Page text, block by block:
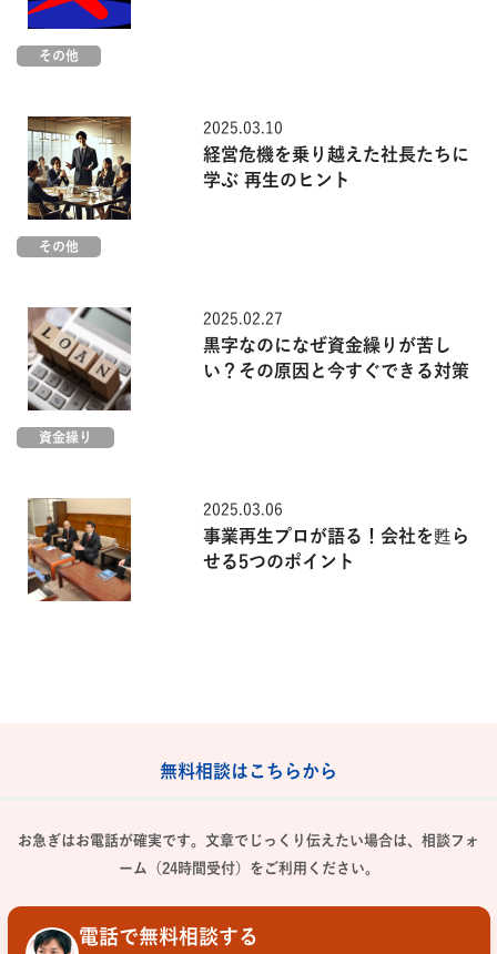
その他
2025.03.10
経営危機を乗り越えた社長たちに
学ぶ 再生のヒント
その他
2025.02.27
黒字なのになぜ資金繰りが苦し
い？その原因と今すぐできる対策
資金繰り
2025.03.06
事業再生プロが語る！会社を甦ら
せる5つのポイント
無料相談はこちらから
お急ぎはお電話が確実です。文章でじっくり伝えたい場合は、相談フォ
ーム（24時間受付）をご利用ください。
電話で無料相談する